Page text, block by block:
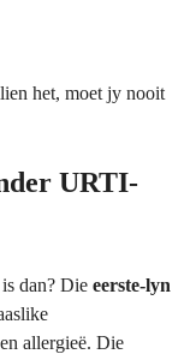
het, moet jy nooit
URTI-
dan? Die eerste-lyn
allergieë. Die